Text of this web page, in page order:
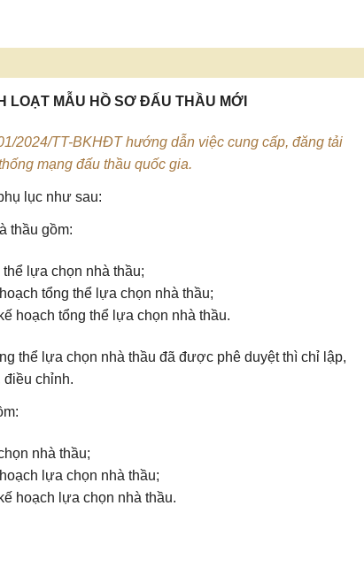
LOẠT MẪU HỒ SƠ ĐẤU THẦU MỚI
2024/TT-BKHĐT hướng dẫn việc cung cấp, đăng tải
mạng đấu thầu quốc gia.
lục như sau:
thầu gồm:
lựa chọn nhà thầu;
tổng thể lựa chọn nhà thầu;
hoạch tổng thể lựa chọn nhà thầu.
thể lựa chọn nhà thầu đã được phê duyệt thì chỉ lập,
điều chỉnh.
nhà thầu;
lựa chọn nhà thầu;
hoạch lựa chọn nhà thầu.